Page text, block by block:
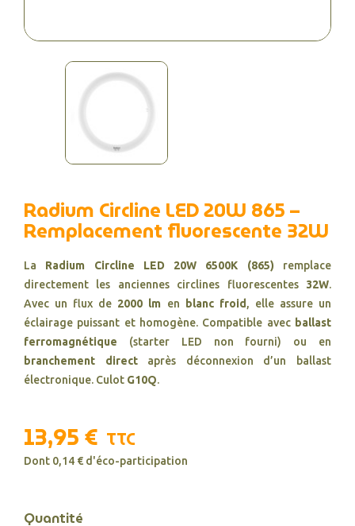
Radium Circline LED 20W 865 –
Remplacement fluorescente 32W
La Radium Circline LED 20W 6500K (865) remplace
directement les anciennes circlines fluorescentes 32W.
Avec un flux de 2000 lm en blanc froid , elle assure un
éclairage puissant et homogène. Compatible avec ballast
ferromagnétique (starter LED non fourni) ou en
branchement directaprès déconnexion d’un ballast
électronique. Culot G10Q.
13,95 € TTC
Dont 0,14 € d'éco-participation
Quantité